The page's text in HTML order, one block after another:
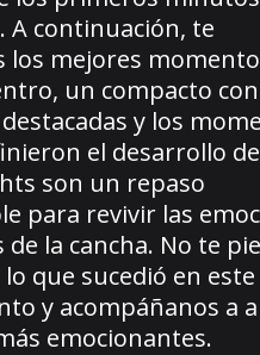
A continuación, te
los mejores
un compacto
y los
el desarrollo
son un repaso
para revivir las
de la cancha. No te
que sucedió en este
y acompáñanos a
emocionantes.